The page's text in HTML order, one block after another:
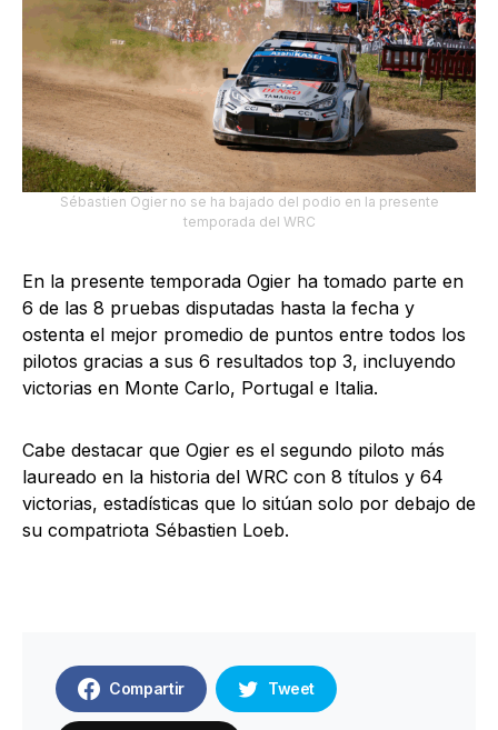
Sébastien Ogier no se ha bajado del podio en la presente
temporada del WRC
En la presente temporada Ogier ha tomado parte en
6 de las 8 pruebas disputadas hasta la fecha y
ostenta el mejor promedio de puntos entre todos los
pilotos gracias a sus 6 resultados top 3, incluyendo
victorias en Monte Carlo, Portugal e Italia.
Cabe destacar que Ogier es el segundo piloto más
laureado en la historia del WRC con 8 títulos y 64
victorias, estadísticas que lo sitúan solo por debajo de
su compatriota Sébastien Loeb.
Compartir Tweet